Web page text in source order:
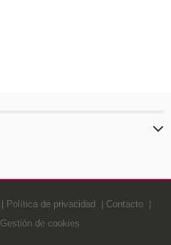
Política de privacidad
Contacto
Gestión de cookies